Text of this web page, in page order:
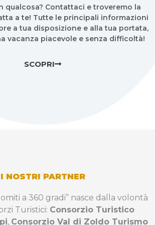
qualcosa? Contattaci e troveremo la
a te! Tutte le principali informazioni
a tua disposizione e alla tua portata,
vacanza piacevole e senza difficoltà!
SCOPRI
I NOSTRI PARTNER
a 360 gradi” nasce dalla volontà
Turistici: Consorzio Turistico
, Consorzio Val di Zoldo Turismo